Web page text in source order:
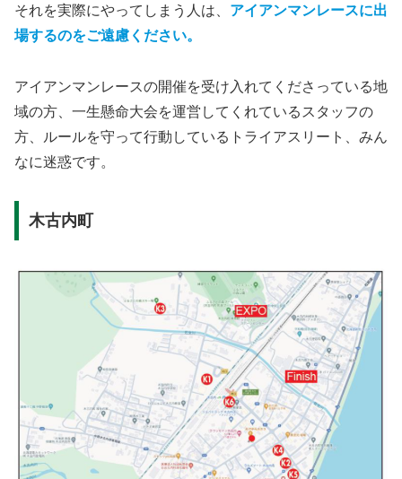
それを実際にやってしまう人は、 アイアンマンレースに出
場するのをご遠慮ください。
アイアンマンレースの開催を受け入れてくださっている地
域の方、一生懸命大会を運営してくれているスタッフの
方、ルールを守って行動しているトライアスリート、みん
なに迷惑です。
木古内町